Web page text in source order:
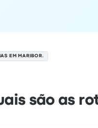
EM MARIBOR.
são as